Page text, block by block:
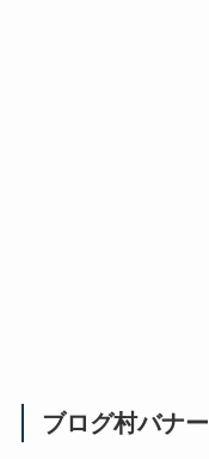
ブログ村バナー